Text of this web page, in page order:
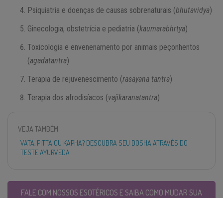
Psiquiatria e doenças de causas sobrenaturais (bhutavidya)
Ginecologia, obstetrícia e pediatria (kaumarabhrtya)
Toxicologia e envenenamento por animais peçonhentos
(agadatantra)
Terapia de rejuvenescimento (rasayana tantra)
Terapia dos afrodisíacos (vajikaranatantra)
VEJA TAMBÉM
VATA, PITTA OU KAPHA? DESCUBRA SEU DOSHA ATRAVÉS DO
TESTE AYURVEDA
FALE COM NOSSOS ESOTÉRICOS E SAIBA COMO MUDAR SUA